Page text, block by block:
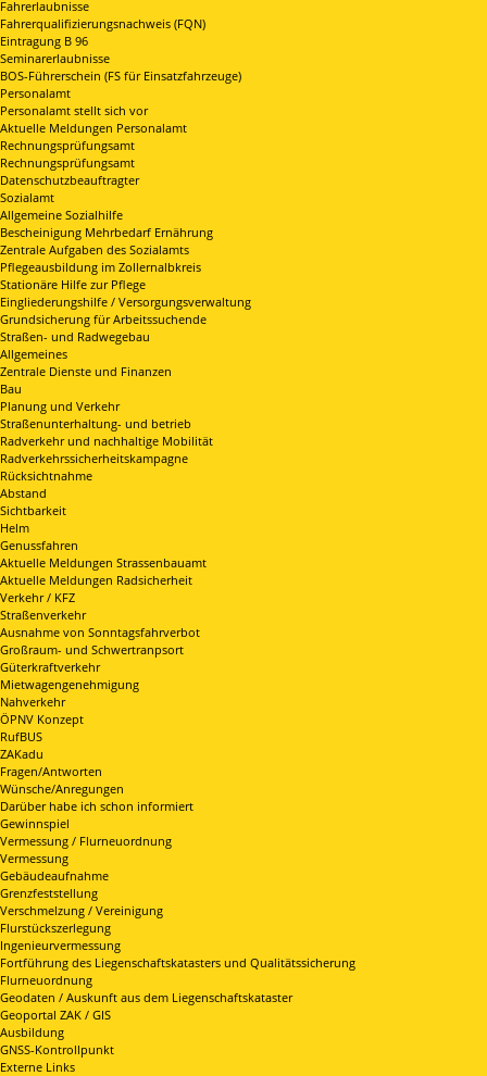
Fahrerlaubnisse
Fahrerqualifizierungsnachweis (FQN)
Eintragung B 96
Seminarerlaubnisse
BOS-Führerschein (FS für Einsatzfahrzeuge)
Personalamt
Personalamt stellt sich vor
Aktuelle Meldungen Personalamt
Rechnungsprüfungsamt
Rechnungsprüfungsamt
Datenschutzbeauftragter
Sozialamt
Allgemeine Sozialhilfe
Bescheinigung Mehrbedarf Ernährung
Zentrale Aufgaben des Sozialamts
Pflegeausbildung im Zollernalbkreis
Stationäre Hilfe zur Pflege
Eingliederungshilfe / Versorgungsverwaltung
Grundsicherung für Arbeitssuchende
Straßen- und Radwegebau
Allgemeines
Zentrale Dienste und Finanzen
Bau
Planung und Verkehr
Straßenunterhaltung- und betrieb
Radverkehr und nachhaltige Mobilität
Radverkehrssicherheitskampagne
Rücksichtnahme
Abstand
Sichtbarkeit
Helm
Genussfahren
Aktuelle Meldungen Strassenbauamt
Aktuelle Meldungen Radsicherheit
Verkehr / KFZ
Straßenverkehr
Ausnahme von Sonntagsfahrverbot
Großraum- und Schwertranpsort
Güterkraftverkehr
Mietwagengenehmigung
Nahverkehr
ÖPNV Konzept
RufBUS
ZAKadu
Fragen/Antworten
Wünsche/Anregungen
Darüber habe ich schon informiert
Gewinnspiel
Vermessung / Flurneuordnung
Vermessung
Gebäudeaufnahme
Grenzfeststellung
Verschmelzung / Vereinigung
Flurstückszerlegung
Ingenieurvermessung
Fortführung des Liegenschaftskatasters und Qualitätssicherung
Flurneuordnung
Geodaten / Auskunft aus dem Liegenschaftskataster
Geoportal ZAK / GIS
Ausbildung
GNSS-Kontrollpunkt
Externe Links